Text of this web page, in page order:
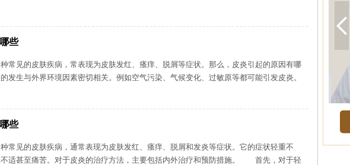
些
皮肤疾病，常表现为皮肤发红、瘙痒、脱屑等症状。那么，皮炎引起的原因有哪
生与外界环境因素密切相关。例如空气污染、气候变化、过敏原等都可能引发皮炎。
些
皮肤疾病，通常表现为皮肤发红、瘙痒、脱屑和发炎等症状。它的症状轻重不
不适甚至痛苦。对于皮炎的治疗方法，主要包括内外治疗和预防措施。 首先，对于轻